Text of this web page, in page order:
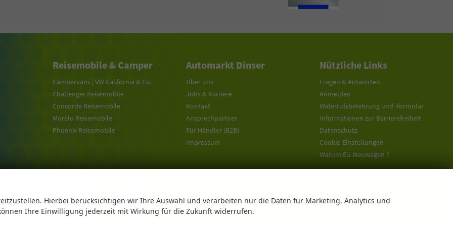
Reisemobile & Camper
Campervans | VW California & Co.
Challenger Reisemobile
Concorde Reisemobile
Morelo Reisemobile
Phoenix Reisemobile
Automarkt Dinser
Über uns
Jobs & Karriere
Kontakt
Ansprechpartner
Für Händler (B2B)
Impressum
Nützliche Links
Fragen & Antworten
Anmelden
Widerrufsbelehrung und -formular
Informationen zur Barrierefreiheit
Datenschutz
Cookie-Einstellungen
Warum EU-Neuwagen ?
Hierbei berücksichtigen wir Ihre Auswahl und verarbeiten nur die Daten für Marketing, Analytics und
Ihre Einwilligung jederzeit mit Wirkung für die Zukunft widerrufen.